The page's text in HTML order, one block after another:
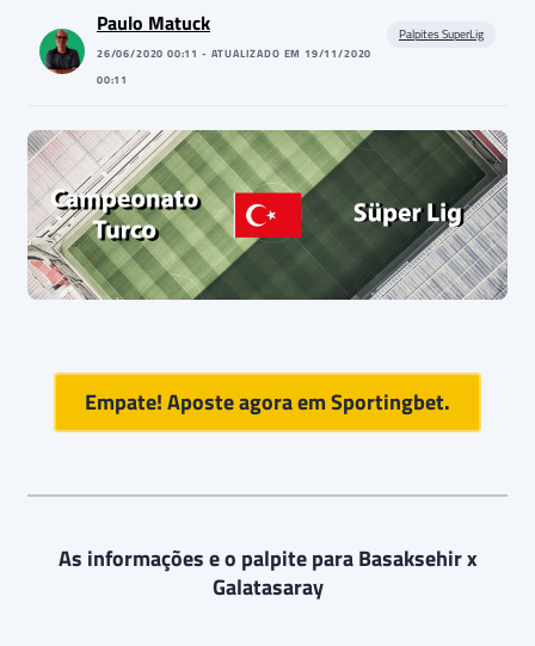
Paulo Matuck
26/06/2020 00:11 - ATUALIZADO EM 19/11/2020
00:11
Palpites SuperLig
Empate! Aposte agora em Sportingbet.
As informações e o palpite para Basaksehir x
Galatasaray